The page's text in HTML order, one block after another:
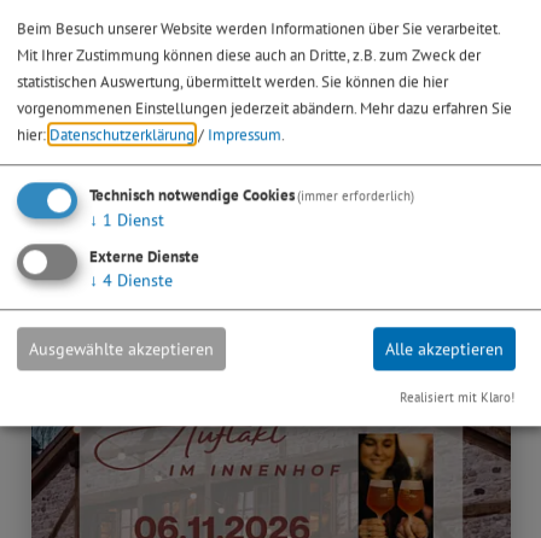
18.10.26
Wein-Nachtsmarkt
am Bleimer Schloss
> mehr
Beim Besuch unserer Website werden Informationen über Sie verarbeitet.
Mit Ihrer Zustimmung können diese auch an Dritte, z.B. zum Zweck der
statistischen Auswertung, übermittelt werden. Sie können die hier
vorgenommenen Einstellungen jederzeit abändern. Mehr dazu erfahren Sie
hier: Datenschutzerklärung / Impressum.
Technisch notwendige Cookies(immer erforderlich)
↓ 1 Dienst
Externe Dienste
↓ 4 Dienste
Ausgewählte akzeptieren Alle akzeptieren
Realisiert mit Klaro!